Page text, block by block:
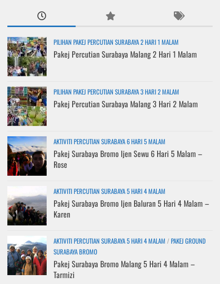
PILIHAN PAKEJ PERCUTIAN SURABAYA 2 HARI 1 MALAM
Pakej Percutian Surabaya Malang 2 Hari 1 Malam
PILIHAN PAKEJ PERCUTIAN SURABAYA 3 HARI 2 MALAM
Pakej Percutian Surabaya Malang 3 Hari 2 Malam
AKTIVITI PERCUTIAN SURABAYA 6 HARI 5 MALAM
Pakej Surabaya Bromo Ijen Sewu 6 Hari 5 Malam –
Rose
AKTIVITI PERCUTIAN SURABAYA 5 HARI 4 MALAM
Pakej Surabaya Bromo Ijen Baluran 5 Hari 4 Malam –
Karen
AKTIVITI PERCUTIAN SURABAYA 5 HARI 4 MALAM / PAKEJ GROUND
SURABAYA BROMO
Pakej Surabaya Bromo Malang 5 Hari 4 Malam –
Tarmizi